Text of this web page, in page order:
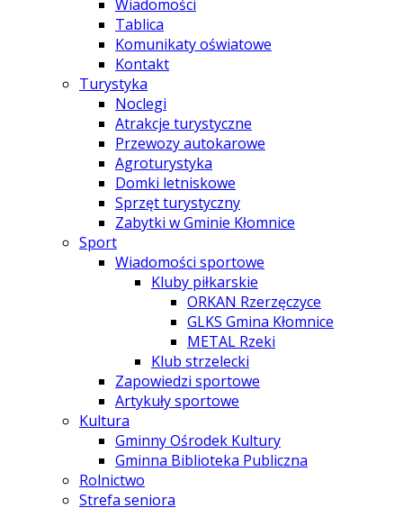
Wiadomości
Tablica
Komunikaty oświatowe
Kontakt
Turystyka
Noclegi
Atrakcje turystyczne
Przewozy autokarowe
Agroturystyka
Domki letniskowe
Sprzęt turystyczny
Zabytki w Gminie Kłomnice
Sport
Wiadomości sportowe
Kluby piłkarskie
ORKAN Rzerzęczyce
GLKS Gmina Kłomnice
METAL Rzeki
Klub strzelecki
Zapowiedzi sportowe
Artykuły sportowe
Kultura
Gminny Ośrodek Kultury
Gminna Biblioteka Publiczna
Rolnictwo
Strefa seniora